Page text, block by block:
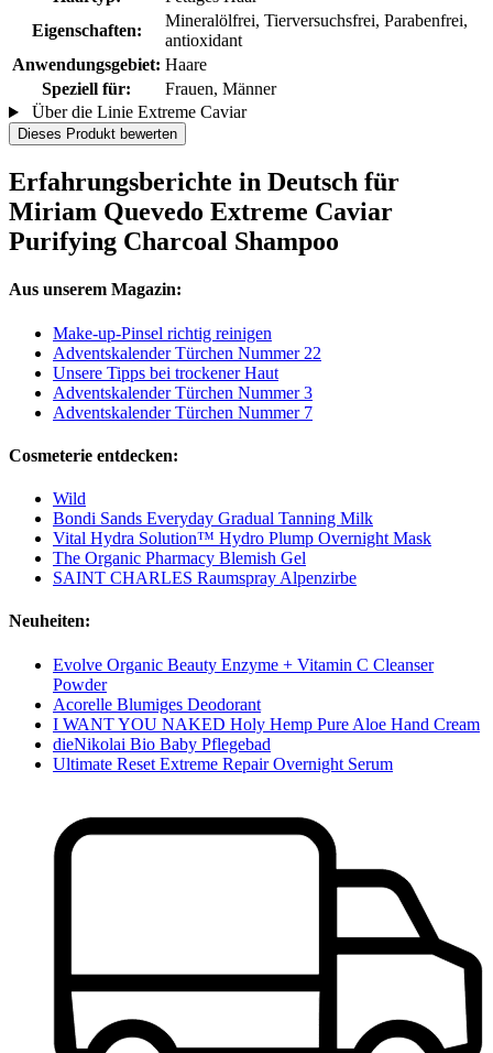
Eigenschaften:
Mineralölfrei, Tierversuchsfrei, Parabenfrei,
antioxidant
Anwendungsgebiet: Haare
Speziell für:
Frauen, Männer
Über die Linie Extreme Caviar
Dieses Produkt bewerten
Erfahrungsberichte in Deutsch für
Miriam Quevedo Extreme Caviar
Purifying Charcoal Shampoo
Aus unserem Magazin:
Make-up-Pinsel richtig reinigen
Adventskalender Türchen Nummer 22
Unsere Tipps bei trockener Haut
Adventskalender Türchen Nummer 3
Adventskalender Türchen Nummer 7
Cosmeterie entdecken:
Wild
Bondi Sands Everyday Gradual Tanning Milk
Vital Hydra Solution™ Hydro Plump Overnight Mask
The Organic Pharmacy Blemish Gel
SAINT CHARLES Raumspray Alpenzirbe
Neuheiten:
Evolve Organic Beauty Enzyme + Vitamin C Cleanser
Powder
Acorelle Blumiges Deodorant
I WANT YOU NAKED Holy Hemp Pure Aloe Hand Cream
dieNikolai Bio Baby Pflegebad
Ultimate Reset Extreme Repair Overnight Serum